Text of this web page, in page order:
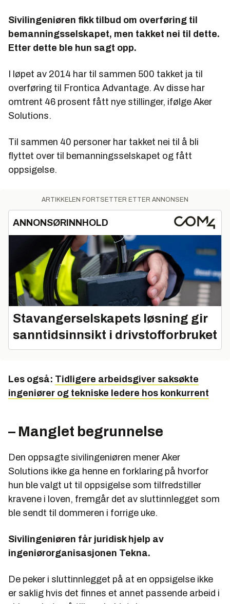
Sivilingeniøren fikk tilbud om overføring til
bemanningsselskapet, men takket nei til dette.
Etter dette ble hun sagt opp.
I løpet av 2014 har til sammen 500 takket ja til
overføring til Frontica Advantage. Av disse har
omtrent 46 prosent fått nye stillinger, ifølge Aker
Solutions.
Til sammen 40 personer har takket nei til å bli
flyttet over til bemanningsselskapet og fått
oppsigelse.
ARTIKKELEN FORTSETTER ETTER ANNONSEN
ANNONSØRINNHOLD
Stavangerselskapets løsning gir
sanntidsinnsikt i drivstofforbruket
Les også: Tidligere arbeidsgiver saksøkte
ingeniører og tekniske ledere hos konkurrent
– Manglet begrunnelse
Den oppsagte sivilingeniøren mener Aker
Solutions ikke ga henne en forklaring på hvorfor
hun ble valgt ut til oppsigelse som tilfredstiller
kravene i loven, fremgår det av sluttinnlegget som
ble sendt til dommeren i forrige uke.
Sivilingeniøren får juridisk hjelp av
ingeniørorganisasjonen Tekna.
De peker i sluttinnlegget på at en oppsigelse ikke
er saklig hvis det finnes et annet passende arbeid i